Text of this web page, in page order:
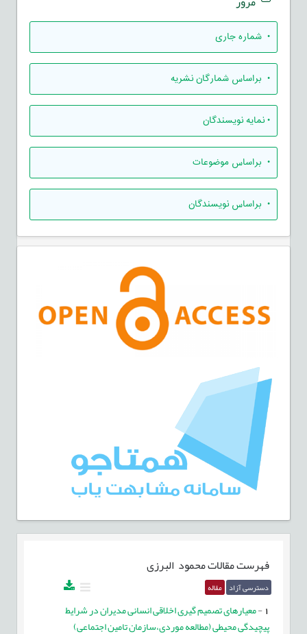
• شماره جاری
• براساس شمارگان نشریه
•نمایه نویسندگان
• براساس موضوعات
• براساس نویسندگان
فهرست مقالاتمحمود البرزی
دسترسی آزاد مقاله
-معیارهای تصمیم گیری اخلاقی انسانی مدیران در شرایط
پیچیدگی محیطی (مطالعه موردی،سازمان تامین اجتماعی)